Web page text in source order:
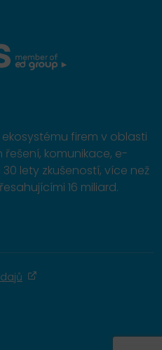
firem v oblasti
komunikace, e-
lety zkušeností, více než
16 miliard.